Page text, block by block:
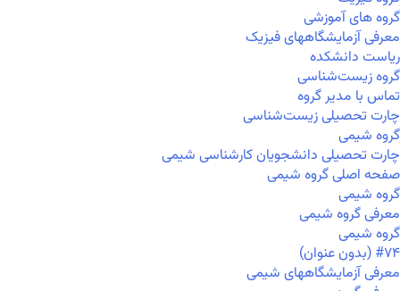
گروه های آموزشی
معرفی آزمایشگاههای فیزیک
ریاست دانشکده
گروه زیست‌شناسی
تماس با مدیر گروه
چارت تحصیلی زیست‌شناسی
گروه شیمی
چارت تحصیلی دانشجویان کارشناسی شیمی
صفحه اصلی گروه شیمی
گروه شیمی
معرفی گروه شیمی
گروه شیمی
#۷۴ (بدون عنوان)
معرفی آزمایشگاههای شیمی